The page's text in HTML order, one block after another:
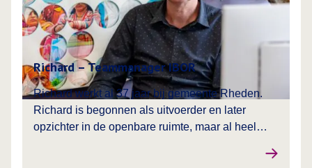
Richard – Teammanager IBOR
Richard werkt al 37 jaar bij gemeente Rheden.
Richard is begonnen als uitvoerder en later
opzichter in de openbare ruimte, maar al heel